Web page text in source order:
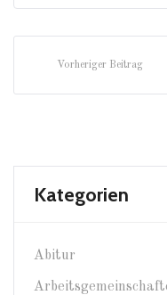
Vorheriger Beitrag
Kategorien
Abitur